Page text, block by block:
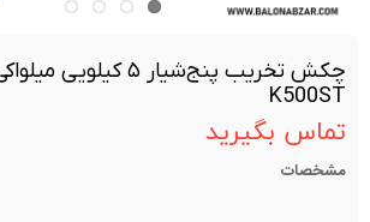
چکش تخریب پنج‌شیار ۵
K500ST
تماس بگیرید
مشخصات